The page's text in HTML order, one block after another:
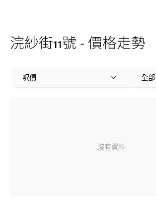
浣紗街11號 - 價格走勢
呎價 全部
沒有資料